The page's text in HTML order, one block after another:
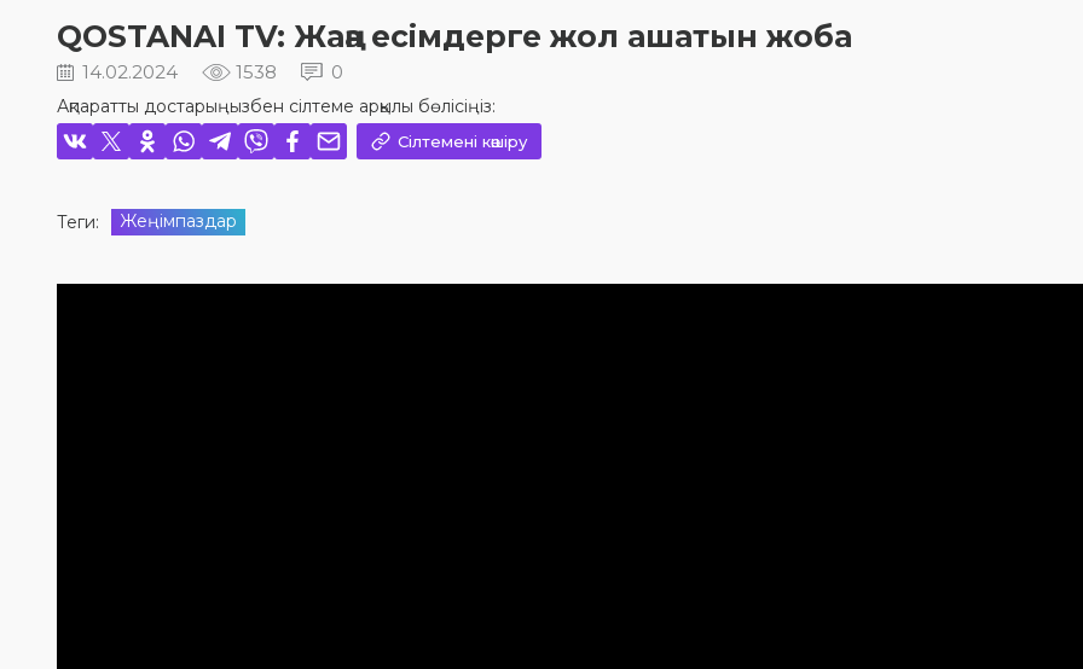
QOSTANAI TV: Жаңа есімдерге жол ашатын жоба
14.02.2024 1538 0
Ақпаратты достарыңызбен сілтеме арқылы бөлісіңіз:
Сілтемені көшіру
Теги: Жеңімпаздар